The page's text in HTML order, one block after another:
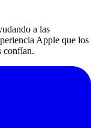
a las
Apple que los
confían.